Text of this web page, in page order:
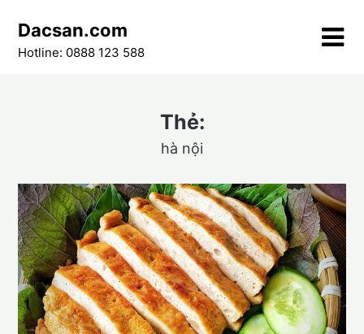
content
Dacsan.com
Hotline: 0888 123 588
Thẻ:
hà nội